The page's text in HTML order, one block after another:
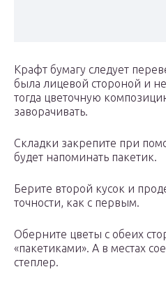
Крафт бумагу следует
была лицевой стороной и
тогда цветочную
заворачивать.
Складки закрепите при
будет напоминать пакетик.
Берите второй кусок и
точности, как с первым.
Оберните цветы с обеих
«пакетиками». А в местах
степлер.